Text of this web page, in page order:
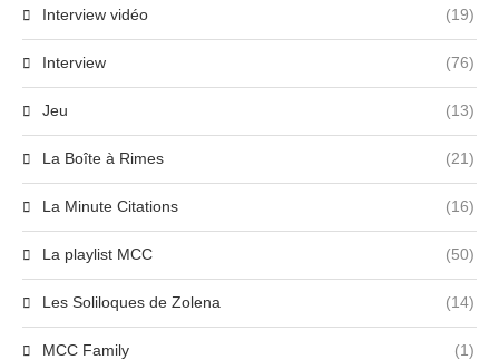
Interview vidéo (19)
Interview (76)
Jeu (13)
La Boîte à Rimes (21)
La Minute Citations (16)
La playlist MCC (50)
Les Soliloques de Zolena (14)
MCC Family (1)